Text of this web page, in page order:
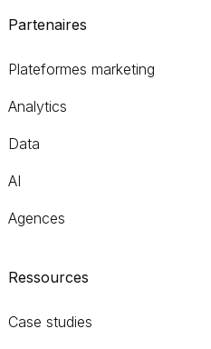
Partenaires
Plateformes marketing
Analytics
Data
AI
Agences
Ressources
Case studies